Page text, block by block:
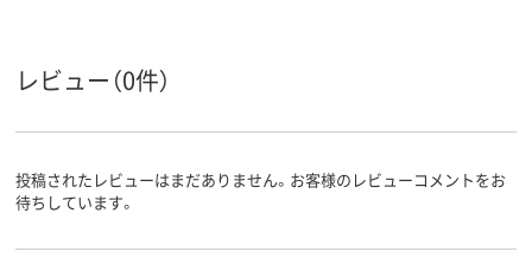
レビュー（0件）
投稿されたレビューはまだありません。お客様のレビューコメントをお
待ちしています。